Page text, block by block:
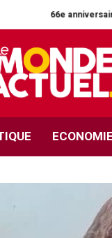
de
ECONOMIE
– Une